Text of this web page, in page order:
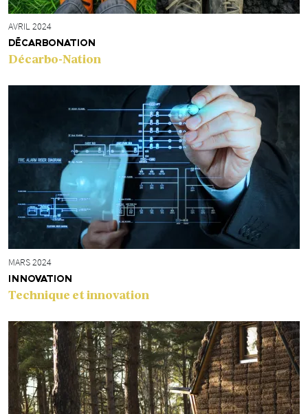
AVRIL 2024
DÉCARBONATION
Décarbo-Nation
MARS 2024
INNOVATION
Technique et innovation